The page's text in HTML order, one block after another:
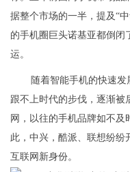
据整个市场的一半，提及“
的手机圈巨头诺基亚都倒闭
运。
随着智能手机的快速
跟不上时代的步伐，逐渐被
网，以往的手机品牌如不及
此，中兴，酷派、联想纷纷
互联网新身份。